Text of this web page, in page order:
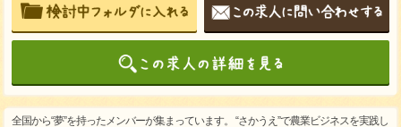
全国から“夢”を持ったメンバーが集まっています。 “さかうえ”で農業ビジネスを実践し